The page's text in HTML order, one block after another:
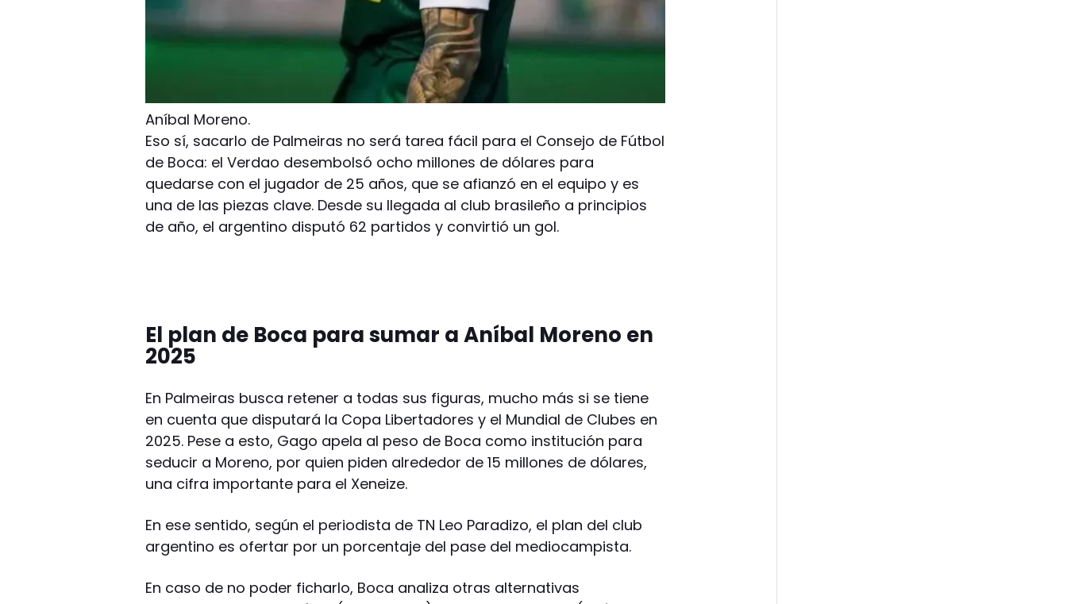
Aníbal Moreno.
Eso sí, sacarlo de Palmeiras no será tarea fácil para el Consejo de Fútbol
de Boca: el Verdao desembolsó ocho millones de dólares para
quedarse con el jugador de 25 años, que se afianzó en el equipo y es
una de las piezas clave. Desde su llegada al club brasileño a principios
de año, el argentino disputó 62 partidos y convirtió un gol.
El plan de Boca para sumar a Aníbal Moreno en
2025
En Palmeiras busca retener a todas sus figuras, mucho más si se tiene
en cuenta que disputará la Copa Libertadores y el Mundial de Clubes en
2025. Pese a esto, Gago apela al peso de Boca como institución para
seducir a Moreno, por quien piden alrededor de 15 millones de dólares,
una cifra importante para el Xeneize.
En ese sentido, según el periodista de TN Leo Paradizo, el plan del club
argentino es ofertar por un porcentaje del pase del mediocampista.
En caso de no poder ficharlo, Boca analiza otras alternativas